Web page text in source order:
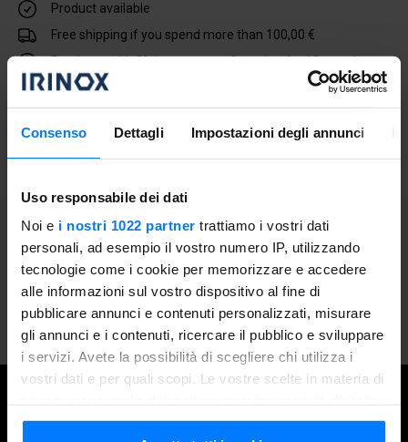
Consenso Dettagli Impostazioni degli annunci
Uso responsabile dei dati
Noi e i nostri 1022 partner trattiamo i vostri dati
personali, ad esempio il vostro numero IP, utilizzando
tecnologie come i cookie per memorizzare e accedere
alle informazioni sul vostro dispositivo al fine di
pubblicare annunci e contenuti personalizzati, misurare
gli annunci e i contenuti, ricercare il pubblico e sviluppare
i servizi. Avete la possibilità di scegliere chi utilizza i
vostri dati e per quali scopi. Le vostre scelte in materia di
in cui avete effettuato le vostre scelte. È possibile
Product available
Free shipping if you spend more than 100,00 €
Purchase with 0% interest rate financing for 12 months
General Information
Kit for making vacuum, containing bottles with 2 caps.
To use with Zero.
Contact Usfor information about your order and our